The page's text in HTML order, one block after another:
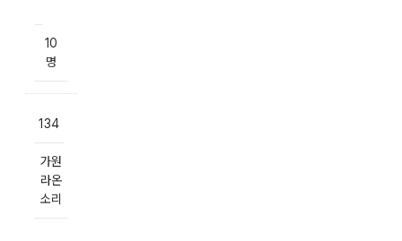
10
명
134
가원
라온
소리